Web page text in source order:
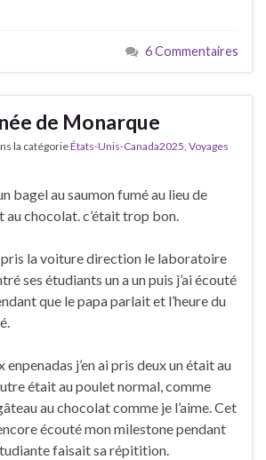
6 Commentaires
de Monarque
la catégorieÉtats-Unis-Canada2025, Voyages
bagel au saumon fumé au lieu de
au chocolat. c’était trop bon.
pris la voiture direction le laboratoire
ses étudiants un a un puis j’ai écouté
que le papa parlait et l’heure du
enpenadas j’en ai pris deux un était au
était au poulet normal, comme
au chocolat comme je l’aime. Cet
écouté mon milestone pendant
faisait sa répitition.